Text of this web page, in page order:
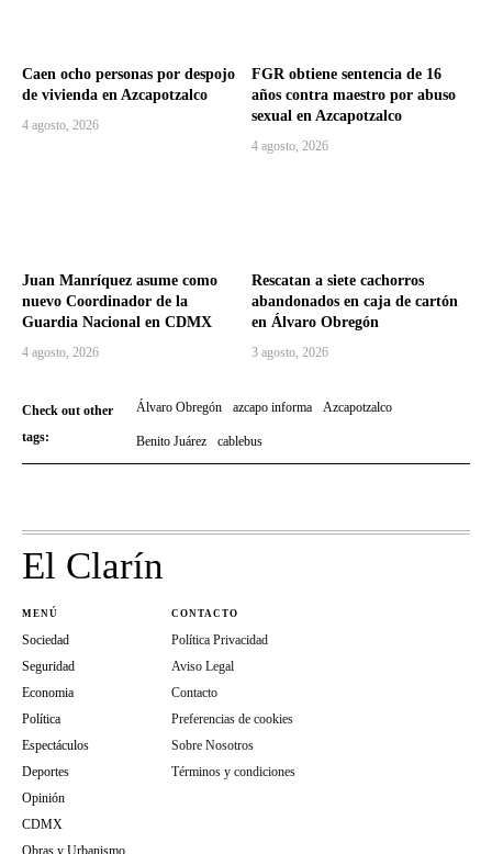
Caen ocho personas por despojo
de vivienda en Azcapotzalco
4 agosto, 2026
FGR obtiene sentencia de 16
años contra maestro por abuso
sexual en Azcapotzalco
4 agosto, 2026
Juan Manríquez asume como
nuevo Coordinador de la
Guardia Nacional en CDMX
4 agosto, 2026
Rescatan a siete cachorros
abandonados en caja de cartón
en Álvaro Obregón
3 agosto, 2026
Check out other
tags:
Álvaro Obregón azcapo informa Azcapotzalco
Benito Juárez cablebus
El Clarín
MENÚ
Sociedad
Seguridad
Economia
Política
Espectáculos
Deportes
Opinión
CDMX
CONTACTO
Política Privacidad
Aviso Legal
Contacto
Preferencias de cookies
Sobre Nosotros
Términos y condiciones